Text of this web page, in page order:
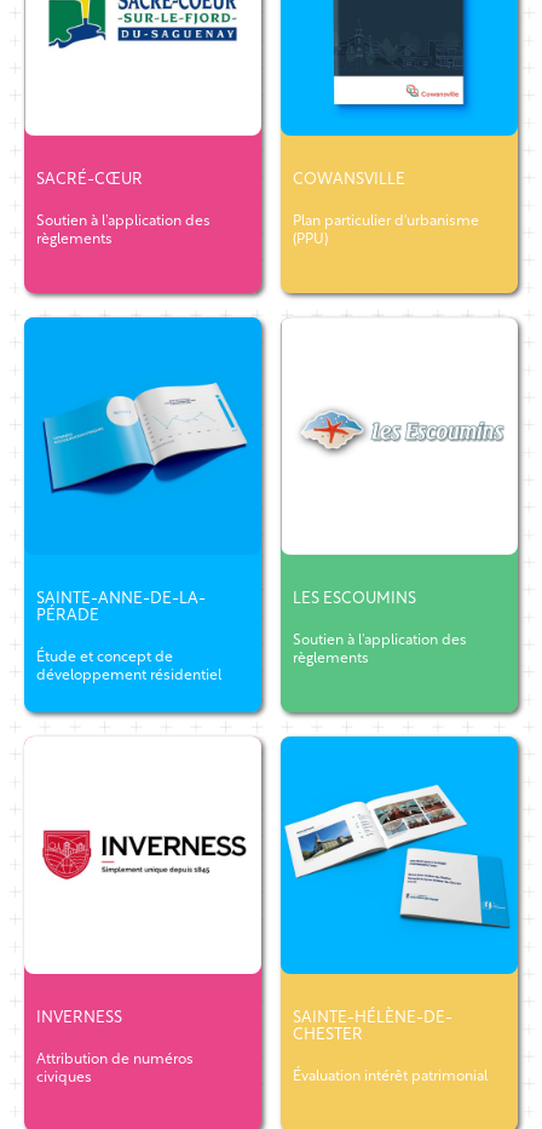
SACRÉ-CŒUR
Soutien à l’application des
règlements
COWANSVILLE
Plan particulier d'urbanisme
(PPU)
SAINTE-ANNE-DE-LA-
PÉRADE
Étude et concept de
développement résidentiel
LES ESCOUMINS
Soutien à l’application des
règlements
INVERNESS
Attribution de numéros
civiques
SAINTE-HÉLÈNE-DE-
CHESTER
Évaluation intérêt patrimonial